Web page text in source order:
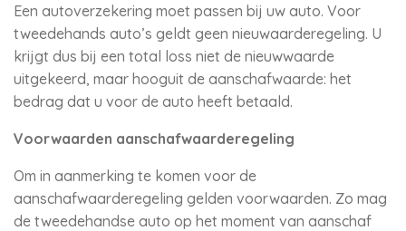
Een autoverzekering moet passen bij uw auto. Voor
tweedehands auto’s geldt geen nieuwaarderegeling. U
krijgt dus bij een total loss niet de nieuwwaarde
uitgekeerd, maar hooguit de aanschafwaarde: het
bedrag dat u voor de auto heeft betaald.
Voorwaarden aanschafwaarderegeling
Om in aanmerking te komen voor de
aanschafwaarderegeling gelden voorwaarden. Zo mag
de tweedehandse auto op het moment van aanschaf